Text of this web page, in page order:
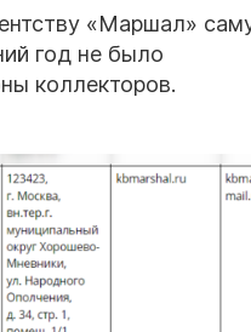
«Маршал»
год не было
коллекторов.